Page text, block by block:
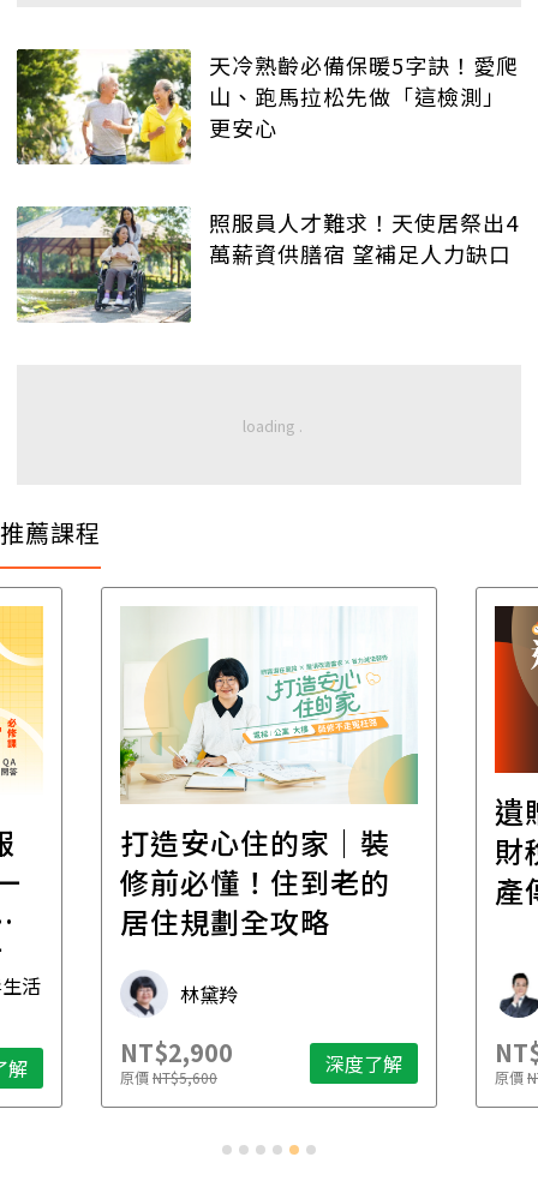
天冷熟齡必備保暖5字訣！愛爬
山、跑馬拉松先做「這檢測」
更安心
照服員人才難求！天使居祭出4
萬薪資供膳宿 望補足人力缺口
推薦課程
活
解
打造安心住的家｜裝
修前必懂！住到老的
居住規劃全攻略
林黛羚
NT$2,900
原價NT$5,600 深度了解
遺
財
產
原價